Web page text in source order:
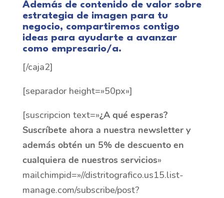
Además de contenido de valor sobre
estrategia de imagen para tu
negocio, compartiremos contigo
ideas para ayudarte a avanzar
como empresario/a.
[/caja2]
[separador height=»50px»]
[suscripcion text=»¿A qué esperas?
Suscríbete ahora a nuestra newsletter y
además obtén un 5% de descuento en
cualquiera de nuestros servicios»
mailchimpid=»//distritografico.us15.list-
manage.com/subscribe/post?